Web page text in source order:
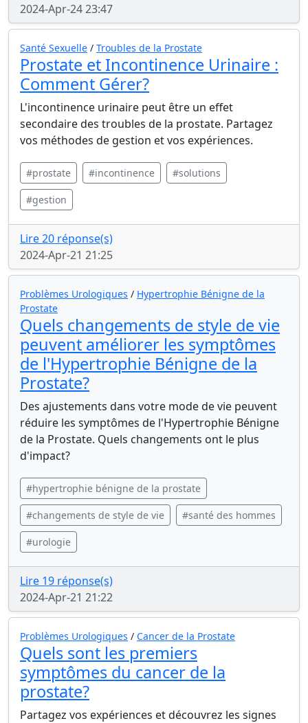
2024-Apr-24 23:47
Santé Sexuelle / Troubles de la Prostate
Prostate et Incontinence Urinaire :
Comment Gérer?
L'incontinence urinaire peut être un effet
secondaire des troubles de la prostate. Partagez
vos méthodes de gestion et vos expériences.
#prostate #incontinence #solutions
#gestion
Lire 20 réponse(s)
2024-Apr-21 21:25
Problèmes Urologiques / Hypertrophie Bénigne de la
Prostate
Quels changements de style de vie
peuvent améliorer les symptômes
de l'Hypertrophie Bénigne de la
Prostate?
Des ajustements dans votre mode de vie peuvent
réduire les symptômes de l'Hypertrophie Bénigne
de la Prostate. Quels changements ont le plus
d'impact?
#hypertrophie bénigne de la prostate
#changements de style de vie #santé des hommes
#urologie
Lire 19 réponse(s)
2024-Apr-21 21:22
Problèmes Urologiques / Cancer de la Prostate
Quels sont les premiers
symptômes du cancer de la
prostate?
Partagez vos expériences et découvrez les signes